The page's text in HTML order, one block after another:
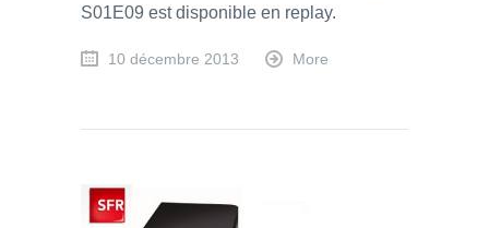
S01E09 est disponible en replay.
10 décembre 2013 More